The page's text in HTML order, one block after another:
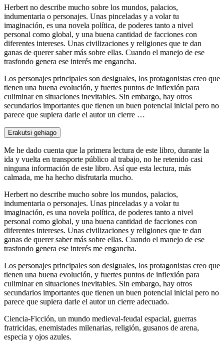
Herbert no describe mucho sobre los mundos, palacios,
indumentaria o personajes. Unas pinceladas y a volar tu
imaginación, es una novela política, de poderes tanto a nivel
personal como global, y una buena cantidad de facciones con
diferentes intereses. Unas civilizaciones y religiones que te dan
ganas de querer saber más sobre ellas. Cuando el manejo de ese
trasfondo genera ese interés me engancha.
Los personajes principales son desiguales, los protagonistas creo que
tienen una buena evolución, y fuertes puntos de inflexión para
culiminar en situaciones inevitables. Sin embargo, hay otros
secundarios importantes que tienen un buen potencial inicial pero no
parece que supiera darle el autor un cierre …
Erakutsi gehiago
Me he dado cuenta que la primera lectura de este libro, durante la
ida y vuelta en transporte público al trabajo, no he retenido casi
ninguna información de este libro. Así que esta lectura, más
calmada, me ha hecho disfrutarla mucho.
Herbert no describe mucho sobre los mundos, palacios,
indumentaria o personajes. Unas pinceladas y a volar tu
imaginación, es una novela política, de poderes tanto a nivel
personal como global, y una buena cantidad de facciones con
diferentes intereses. Unas civilizaciones y religiones que te dan
ganas de querer saber más sobre ellas. Cuando el manejo de ese
trasfondo genera ese interés me engancha.
Los personajes principales son desiguales, los protagonistas creo que
tienen una buena evolución, y fuertes puntos de inflexión para
culiminar en situaciones inevitables. Sin embargo, hay otros
secundarios importantes que tienen un buen potencial inicial pero no
parece que supiera darle el autor un cierre adecuado.
Ciencia-Ficción, un mundo medieval-feudal espacial, guerras
fratricidas, enemistades milenarias, religión, gusanos de arena,
especia y ojos azules.